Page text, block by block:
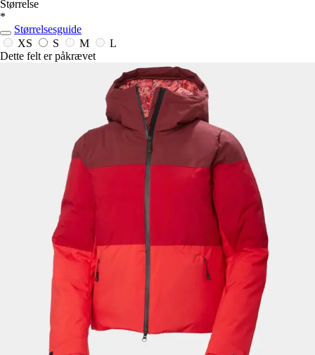
Størrelse
*
Størrelsesguide
XS
S M
L
Dette felt er påkrævet